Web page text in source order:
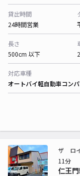
貸出時間
24時間営業
長さ
500cm 以下
対応車種
オートバイ軽自動車コン
仁王
ザ ロ
11分